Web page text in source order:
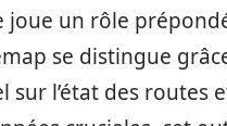
joue un rôle
se distingue
l’état des routes